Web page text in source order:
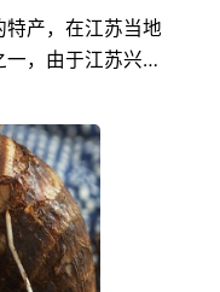
产，在江苏当地
，由于江苏兴化
苏特产中独具一
好者们的喜爱。